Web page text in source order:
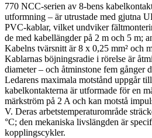
770 NCC-serien av 8-bens
utformning – är utrustade med gjutna
PVC-kablar, vilket undviker
de med kabellängder på 2 m och 5 m;
Kabelns tvärsnitt är 8 x 0,25 mm² och
Kablarnas böjningsradie i rörelse är
diameter – och åtminstone fem gånger
Ledarens maximala motstånd uppgår
kabelkontakterna är utformade för en
märkström på 2 A och kan motstå
V. Deras arbetstemperaturområde
°C; den mekaniska livslängden är
kopplingscykler.